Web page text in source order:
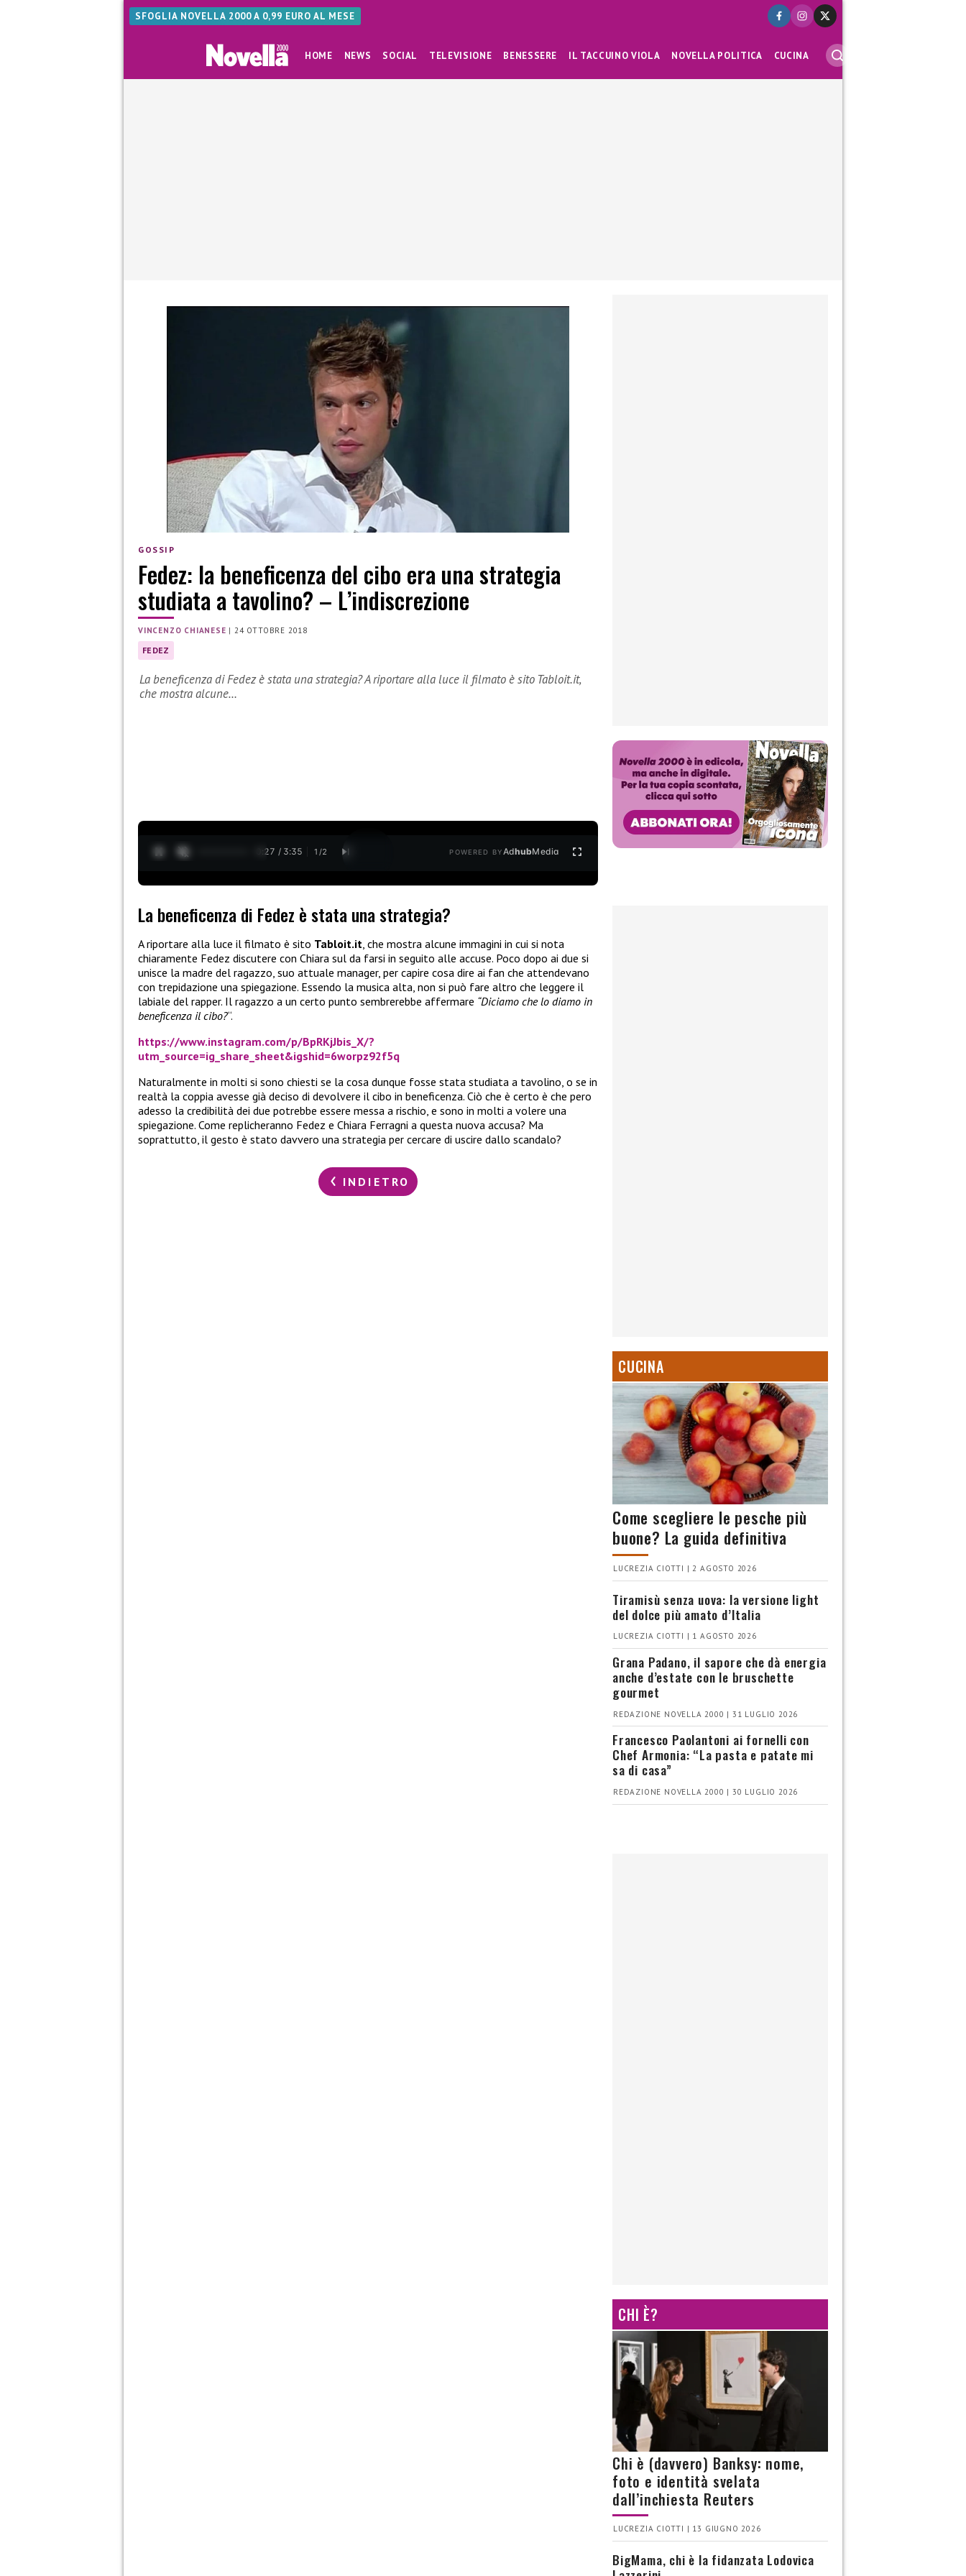
SFOGLIA NOVELLA 2000 A 0,99 EURO AL MESE
HOME NEWS SOCIAL TELEVISIONE BENESSERE IL TACCUINO VIOLA NOVELLA POLITICA CUCINA
GOSSIP
Fedez: la beneficenza del cibo era una strategia
studiata a tavolino? – L’indiscrezione
VINCENZO CHIANESE |24 OTTOBRE 2018
FEDEZ
La beneficenza di Fedez è stata una strategia? A riportare alla luce il filmato è sito Tabloit.it,
che mostra alcune…
0:28 / 3:35 1 /2 POWERED BYAdhubMedia
La beneficenza di Fedez è stata una strategia?
A riportare alla luce il filmato è sito Tabloit.it, che mostra alcune immagini in cui si nota
chiaramente Fedez discutere con Chiara sul da farsi in seguito alle accuse. Poco dopo ai due si
unisce la madre del ragazzo, suo attuale manager, per capire cosa dire ai fan che attendevano
con trepidazione una spiegazione. Essendo la musica alta, non si può fare altro che leggere il
labiale del rapper. Il ragazzo a un certo punto sembrerebbe affermare “Diciamo che lo diamo in
beneficenza il cibo?“.
https://www.instagram.com/p/BpRKjJbis_X/?
utm_source=ig_share_sheet&igshid=6worpz92f5q
Naturalmente in molti si sono chiesti se la cosa dunque fosse stata studiata a tavolino, o se in
realtà la coppia avesse già deciso di devolvere il cibo in beneficenza. Ciò che è certo è che pero
adesso la credibilità dei due potrebbe essere messa a rischio, e sono in molti a volere una
spiegazione. Come replicheranno Fedez e Chiara Ferragni a questa nuova accusa? Ma
soprattutto, il gesto è stato davvero una strategia per cercare di uscire dallo scandalo?
INDIETRO
CUCINA
Come scegliere le pesche più
buone? La guida definitiva
LUCREZIA CIOTTI | 2 AGOSTO 2026
Tiramisù senza uova: la versione light
del dolce più amato d’Italia
LUCREZIA CIOTTI | 1 AGOSTO 2026
Grana Padano, il sapore che dà energia
anche d’estate con le bruschette
gourmet
REDAZIONE NOVELLA 2000 | 31 LUGLIO 2026
Francesco Paolantoni ai fornelli con
Chef Armonia: “La pasta e patate mi
sa di casa”
REDAZIONE NOVELLA 2000 | 30 LUGLIO 2026
CHI È?
Chi è (davvero) Banksy: nome,
foto e identità svelata
dall’inchiesta Reuters
LUCREZIA CIOTTI | 13 GIUGNO 2026
BigMama, chi è la fidanzata Lodovica